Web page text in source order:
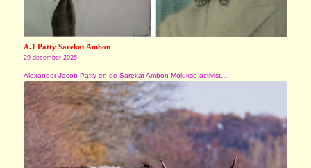
A.J Patty Sarekat Ambon
29 december 2025
Alexander Jacob Patty en de Sarekat Ambon Molukse activist…